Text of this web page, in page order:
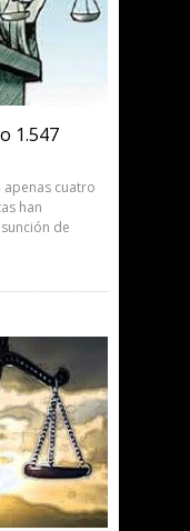
1.547
cuatro
han
de